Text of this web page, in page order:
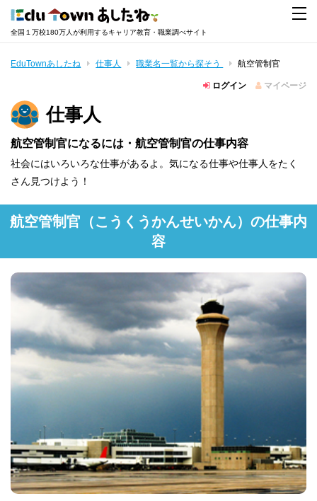
全国１万校180万人が利用するキャリア教育・職業調べサイト
EduTownあしたね 仕事人 職業名一覧から探そう 航空管制官
ログイン マイページ
仕事人
航空管制官になるには・航空管制官の仕事内容
社会にはいろいろな仕事があるよ。気になる仕事や仕事人をたく
さん見つけよう！
航空管制官 （こうくうかんせいかん） の仕事内
容